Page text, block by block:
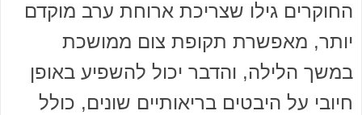
החוקרים גילו שצריכת ארוחת ערב מוקדם
יותר, מאפשרת תקופת צום ממושכת
במשך הלילה, והדבר יכול להשפיע באופן
חיובי על היבטים בריאותיים שונים, כולל